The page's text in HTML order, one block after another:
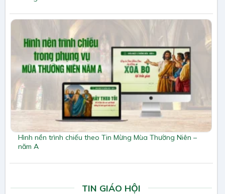
Hình nền trình chiếu theo Tin Mừng Mùa Thường Niên –
năm A
TIN GIÁO HỘI